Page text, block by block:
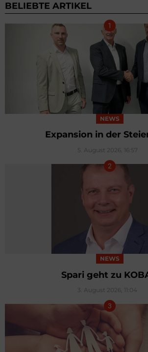
BELIEBTE ARTIKEL
NEWS
Expansion in der
5. August 2026, 16:57
NEWS
Spari geht zu
3. August 2026, 11:04